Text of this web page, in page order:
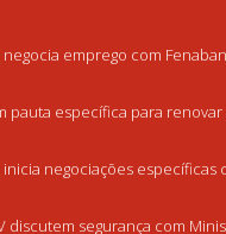
emprego com
pauta específica para renovar
negociações específicas
discutem segurança com